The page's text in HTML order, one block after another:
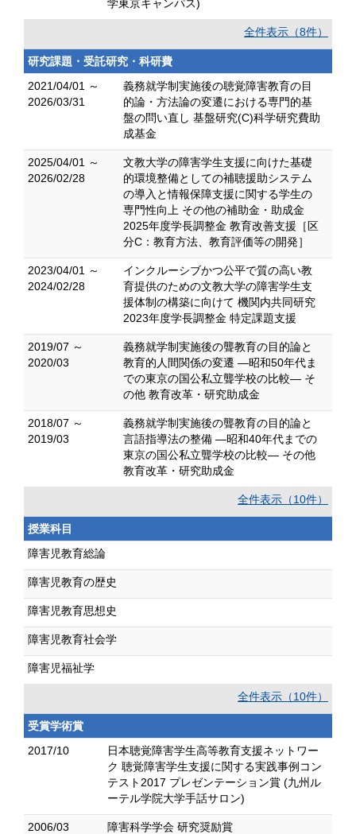
学東京キャンパス)
全件表示（8件）
研究課題・受託研究・科研費
2021/04/01 ～
2026/03/31
義務就学制実施後の聴覚障害教育の目
的論・方法論の変遷における専門的基
盤の問い直し 基盤研究(C)科学研究費助
成基金
2025/04/01 ～
2026/02/28
文教大学の障害学生支援に向けた基礎
的環境整備としての補聴援助システム
の導入と情報保障支援に関する学生の
専門性向上 その他の補助金・助成金
2025年度学長調整金 教育改善支援［区
分C：教育方法、教育評価等の開発］
2023/04/01 ～
2024/02/28
インクルーシブかつ公平で質の高い教
育提供のための文教大学の障害学生支
援体制の構築に向けて 機関内共同研究
2023年度学長調整金 特定課題支援
2019/07 ～
2020/03
義務就学制実施後の聾教育の目的論と
教育的人間関係の変遷 ―昭和50年代ま
での東京の国公私立聾学校の比較― そ
の他 教育改革・研究助成金
2018/07 ～
2019/03
義務就学制実施後の聾教育の目的論と
言語指導法の整備 ―昭和40年代までの
東京の国公私立聾学校の比較― その他
教育改革・研究助成金
全件表示（10件）
授業科目
障害児教育総論
障害児教育の歴史
障害児教育思想史
障害児教育社会学
障害児福祉学
全件表示（10件）
受賞学術賞
2017/10
日本聴覚障害学生高等教育支援ネットワー
ク 聴覚障害学生支援に関する実践事例コン
テスト2017 プレゼンテーション賞 (九州ル
ーテル学院大学手話サロン)
2006/03 障害科学学会 研究奨励賞